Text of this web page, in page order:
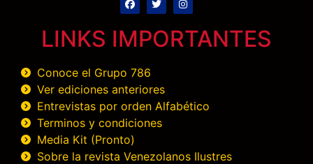
LINKS IMPORTANTES
Conoce el Grupo 786
Ver ediciones anteriores
Entrevistas por orden Alfabético
Terminos y condiciones
Media Kit (Pronto)
Sobre la revista Venezolanos Ilustres